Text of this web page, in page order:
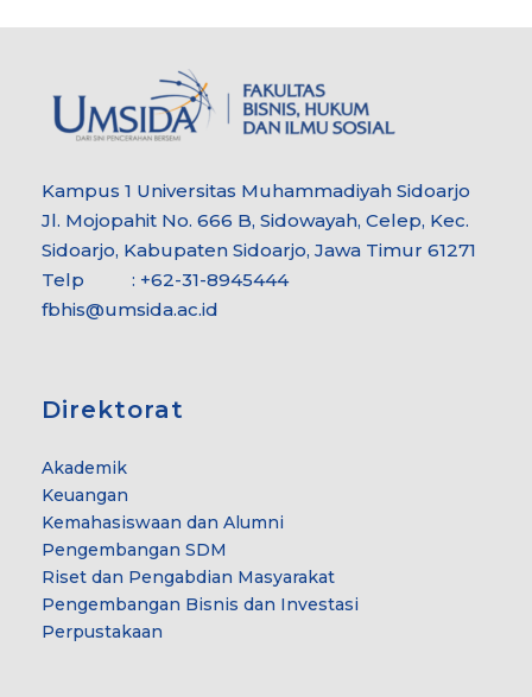
Kampus 1 Universitas Muhammadiyah Sidoarjo
Jl. Mojopahit No. 666 B, Sidowayah, Celep, Kec.
Sidoarjo, Kabupaten Sidoarjo, Jawa Timur 61271
Telp : +62-31-8945444
fbhis@umsida.ac.id
Direktorat
Akademik
Keuangan
Kemahasiswaan dan Alumni
Pengembangan SDM
Riset dan Pengabdian Masyarakat
Pengembangan Bisnis dan Investasi
Perpustakaan